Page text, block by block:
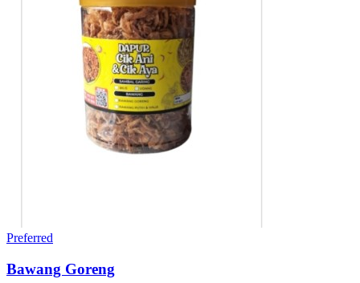
Preferred
Bawang Goreng